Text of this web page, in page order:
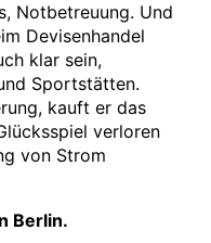
Notbetreuung. Und
Devisenhandel
klar sein,
Sportstätten.
kauft er das
verloren
von Strom
Berlin.